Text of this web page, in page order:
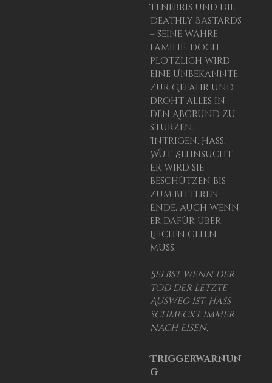
Tenebris und die
Deathly Bastards
– seine wahre
Familie. Doch
plötzlich wird
eine Unbekannte
zur Gefahr und
droht alles in
den Abgrund zu
stürzen.
Intrigen. Hass.
Wut. Sehnsucht.
Er wird sie
beschützen bis
zum bitteren
Ende, auch wenn
er dafür über
Leichen gehen
muss.
Selbst wenn der
Tod der letzte
Ausweg ist, Hass
schmeckt immer
nach Eisen.
Triggerwarnun
g